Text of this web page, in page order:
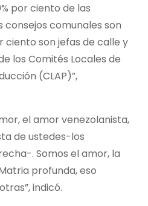
por ciento de las
comunales son
ciento son jefas de calle y
los Comités Locales de
(CLAP)”,
el amor venezolanista,
de ustedes-los
. Somos el amor, la
profunda, eso
indicó.